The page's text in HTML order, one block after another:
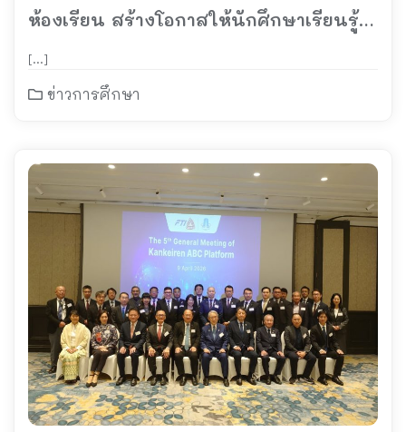
ห้องเรียน สร้างโอกาสให้นักศึกษาเรียนรู้
ผ่านโปรเจกต์ Soft Power ร่วมกับ ททท.
และ G-MODE
[…]
ข่าวการศึกษา